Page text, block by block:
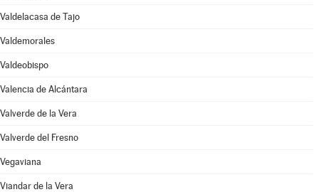
Valdelacasa de Tajo
Valdemorales
Valdeobispo
Valencia de Alcántara
Valverde de la Vera
Valverde del Fresno
Vegaviana
Viandar de la Vera